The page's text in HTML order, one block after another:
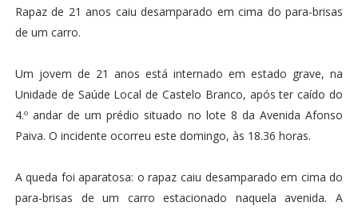
Rapaz de 21 anos caiu desamparado em cima do para-brisas
de um carro.
Um jovem de 21 anos está internado em estado grave, na
Unidade de Saúde Local de Castelo Branco, após ter caído do
4.º andar de um prédio situado no lote 8 da Avenida Afonso
Paiva. O incidente ocorreu este domingo, às 18.36 horas.
A queda foi aparatosa: o rapaz caiu desamparado em cima do
para-brisas de um carro estacionado naquela avenida. A